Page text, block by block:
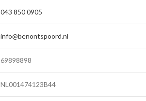
043 850 0905
info@benontspoord.nl
69898898
NL001474123B44